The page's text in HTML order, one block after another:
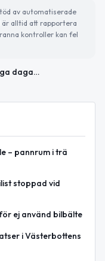
av automatiserade
är alltid att rapportera
kontroller kan fel
Klart väder och viktiga dagar att uppmärksamma i Lycksele
– pannrum i trä
stoppad vid
ej använd bilbälte
i Västerbottens